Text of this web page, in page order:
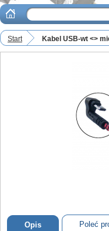
Start Kabel USB-wt <>
Opis Poleć